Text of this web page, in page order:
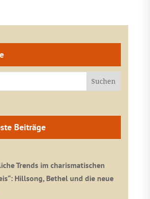
Beiträge
Trends im charismatischen
Hillsong, Bethel und die neue